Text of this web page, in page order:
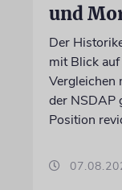
und
Der
mit Blick
Vergleichen
der NSDAP
Position